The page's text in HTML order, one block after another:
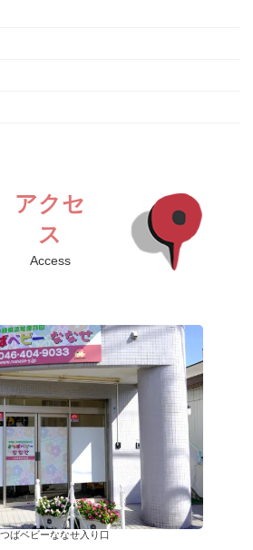
アクセ
ス
Access
つばベビーななせ入り口